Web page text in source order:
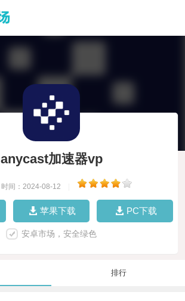
anycast加速器vp
时间：2024-08-12
苹果下载 PC下载
安卓市场，安全绿色
排行